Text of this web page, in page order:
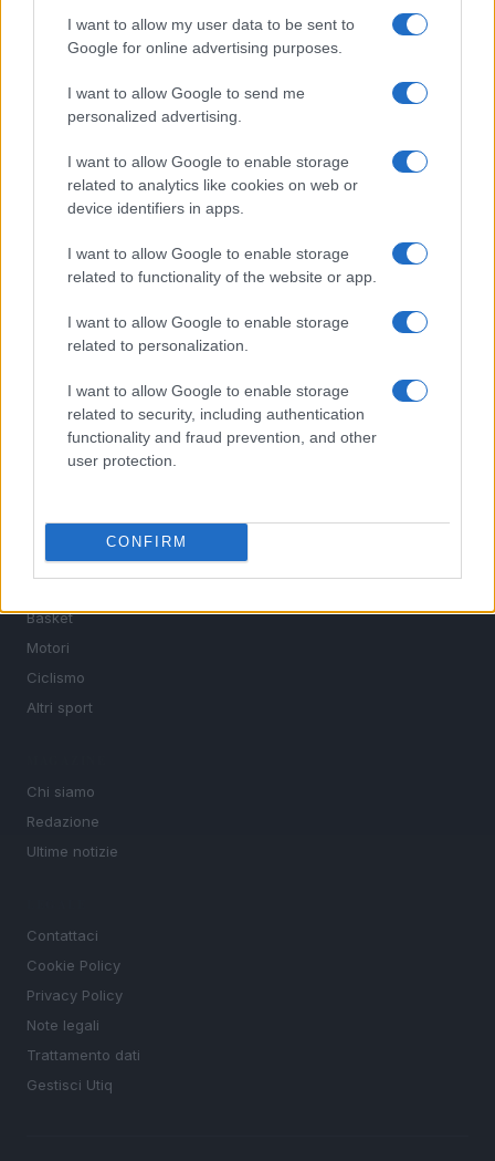
I want to allow my user data to be sent to
Google for online advertising purposes.
I want to allow Google to send me
personalized advertising.
I want to allow Google to enable storage
related to analytics like cookies on web or
device identifiers in apps.
I want to allow Google to enable storage
related to functionality of the website or app.
I want to allow Google to enable storage
related to personalization.
I want to allow Google to enable storage
related to security, including authentication
functionality and fraud prevention, and other
user protection.
CONFIRM
Nuova Zelanda: ondata di freddo eccezionale porta
neve a bassa quota
Governo italiano insiste su neutralità tecnologica per
auto elettriche e ibride
Sportmagazine: notizie, approfondimenti e classifiche su
calcio, basket, tennis, ciclismo, motori, Formula 1,
nazionali e internazionali, gli highlight delle partite, le
interviste ai protagonisti e i risultati in tempo reale di tutte
le discipline che fanno emozionare gli appassionati di
SEZIONI
Calcio
Basket
Motori
Ciclismo
Altri sport
Chi siamo
Redazione
Ultime notizie
Contattaci
Cookie Policy
Privacy Policy
Note legali
Trattamento dati
Gestisci Utiq